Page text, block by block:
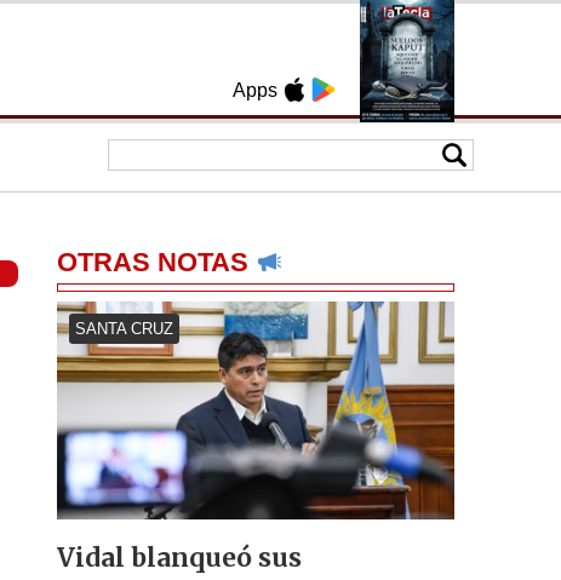
Apps
OTRAS NOTAS
SANTA CRUZ
Vidal blanqueó sus